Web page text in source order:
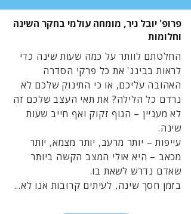
פרופ' יובל ניר, מומחה עולמי בחקר השינה
וחלומות
החלטתם לוותר על כמה שעות שינה כדי
לראות בבינג' את כל פרקי הסדרה
האהובה עליכם, או כי התינוק שלכם לא
נרדם כל הלילה? את תאי העצב שלכם זה
לא מעניין – הגוף זקוק ואף חייב שעות
שינה.
עייפות – יותר מרעב, יותר מצמא, יותר
מכאב – היא אולי המצב הקשה ביותר
שאדם נדרש לשאת בו.
בזמן חסך שינה, לעיתים קרובות אנו לא...